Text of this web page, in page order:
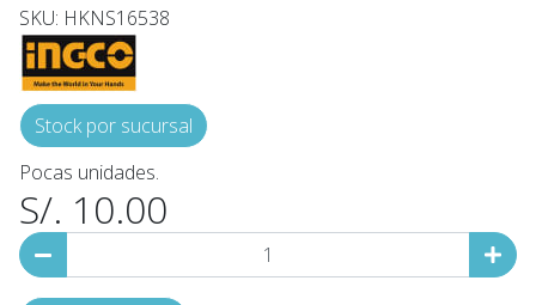
SKU: HKNS16538
Stock por sucursal
Pocas unidades.
S/. 10.00